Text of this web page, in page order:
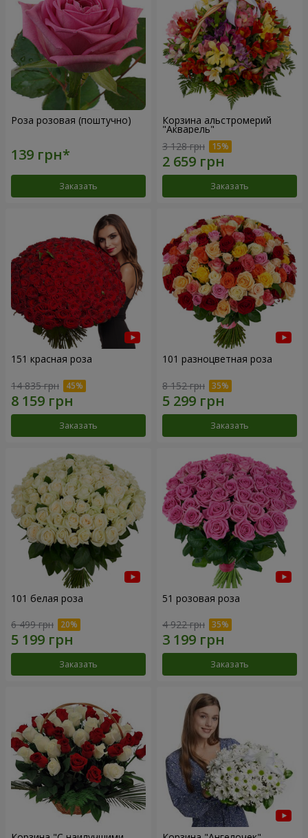
Роза розовая (поштучно)
Заказать
Корзина альстромерий
"Акварель"
3 128 грн
Заказать
151 красная роза
14 835 грн
Заказать
101 разноцветная роза
8 152 грн
Заказать
101 белая роза
6 499 грн
Заказать
51 розовая роза
4 922 грн
Заказать